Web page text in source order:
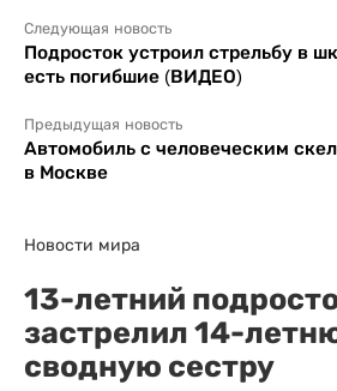
Следующая новость
Подросток устроил стрельбу в
есть погибшие (ВИДЕО)
Предыдущая новость
Автомобиль с человеческим
в Москве
Новости мира
13-летний
застрелил 14-
сводную сестру